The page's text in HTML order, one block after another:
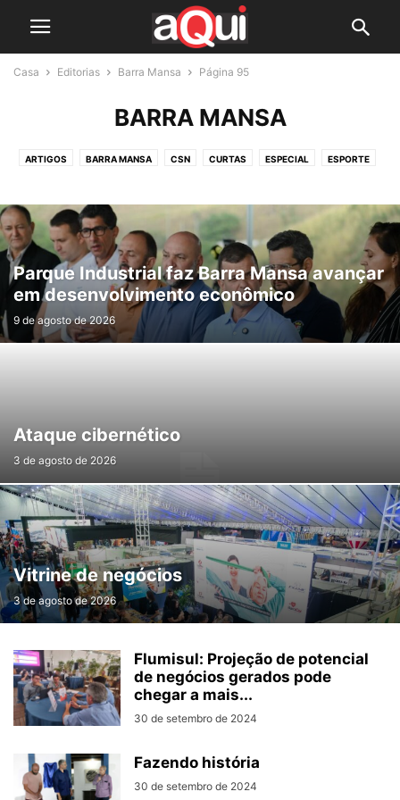
Casa Editorias Barra Mansa Página 95
BARRA MANSA
ARTIGOS BARRA MANSA CSN CURTAS ESPECIAL ESPORTE
REGIÃO VOLTA REDONDA
Parque Industrial faz Barra Mansa avançar
em desenvolvimento econômico
9 de agosto de 2026
Ataque cibernético
3 de agosto de 2026
Vitrine de negócios
3 de agosto de 2026
Flumisul: Projeção de potencial
de negócios gerados pode
chegar a mais...
30 de setembro de 2024
Fazendo história
30 de setembro de 2024